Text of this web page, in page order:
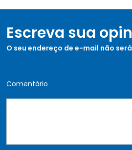
Escreva sua
O seu endereço de e-mail não
Comentário